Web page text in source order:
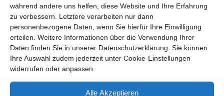
während andere uns helfen, diese Website und Ihre Erfahrung
zu verbessern. Letztere verarbeiten nur dann
personenbezogene Daten, wenn Sie hierfür Ihre Einwilligung
erteilen. Weitere Informationen über die Verwendung Ihrer
Daten finden Sie in unserer Datenschutzerklärung. Sie können
Ihre Auswahl zudem jederzeit unter Cookie-Einstellungen
widerrufen oder anpassen.
Alle Akzeptieren
Verbandsklage: So können Sie teilnehmen
Über die Seitewww.meta-klage.deübernimmt die
Verbraucherkanzlei BK Baumeister & Kollegen die
Anmeldung kostenfrei und ohne Risiko für Sie. Durch die
Anmeldung werden Sie selbst nicht Beteiligter des